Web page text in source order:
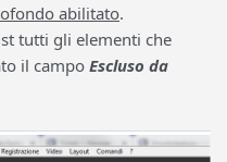
abilitato.
tutti gli elementi che
il campo Escluso da